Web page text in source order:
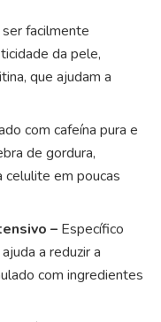
facilmente
da pele,
que ajudam a
com cafeína pura e
de gordura,
celulite em poucas
– Específico
a reduzir a
com ingredientes